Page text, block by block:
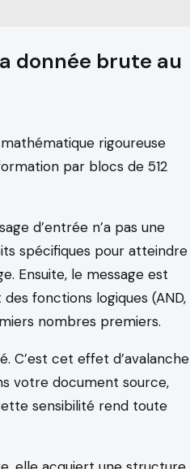
donnée brute au
rigoureuse
par blocs de 512
d’entrée n’a pas une
spécifiques pour atteindre
Ensuite, le message est
fonctions logiques (AND,
nombres premiers.
C’est cet effet d’avalanche
votre document source,
sensibilité rend toute